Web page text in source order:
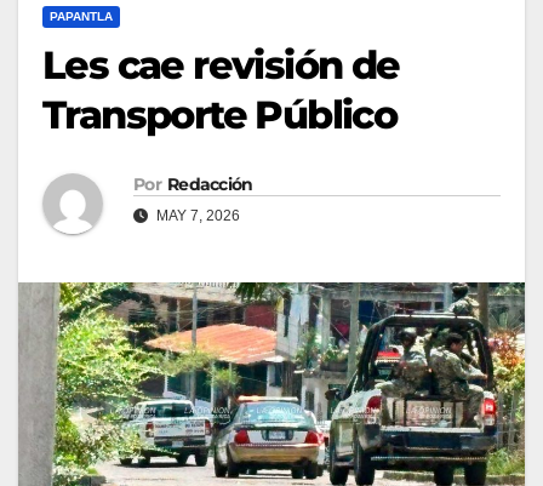
PAPANTLA
Les cae revisión de
Transporte Público
Por Redacción
MAY 7, 2026